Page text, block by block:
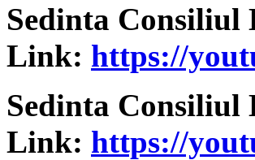
Sedinta Consiliul
Link: https://
Sedinta Consiliul
Link: https://